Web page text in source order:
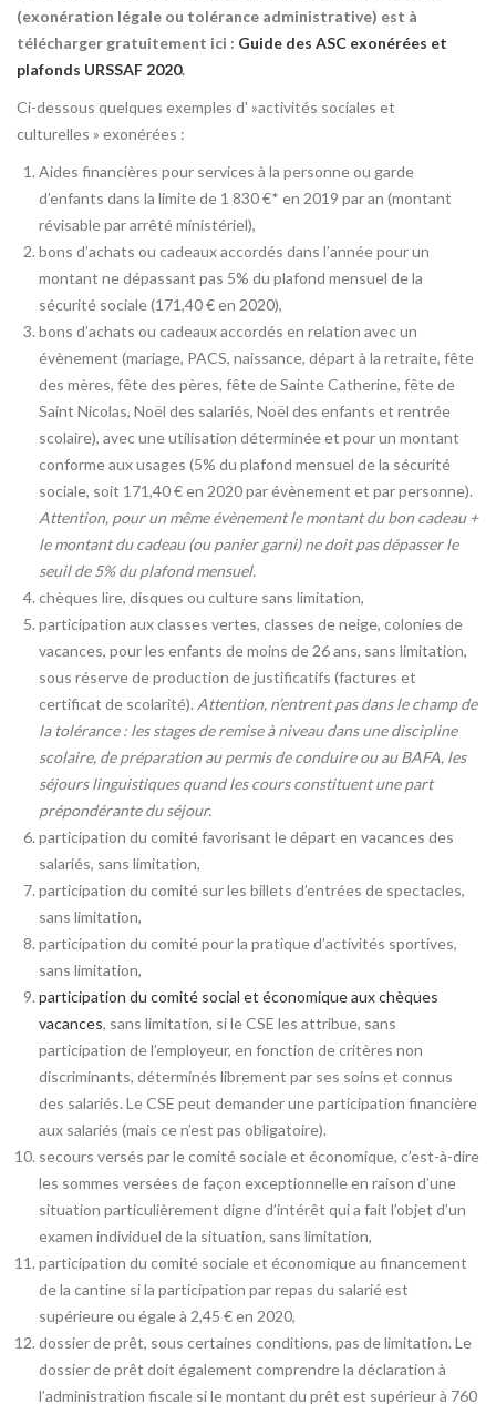
(exonération légale ou tolérance administrative) est à
télécharger gratuitement ici : Guide des ASC exonérées et
plafonds URSSAF 2020.
Ci-dessous quelques exemples d' »activités sociales et
culturelles » exonérées :
Aides financières pour services à la personne ou garde
d’enfants dans la limite de 1 830 €* en 2019 par an (montant
révisable par arrêté ministériel),
bons d’achats ou cadeaux accordés dans l’année pour un
montant ne dépassant pas 5% du plafond mensuel de la
sécurité sociale (171,40 € en 2020),
bons d’achats ou cadeaux accordés en relation avec un
évènement (mariage, PACS, naissance, départ à la retraite, fête
des mères, fête des pères, fête de Sainte Catherine, fête de
Saint Nicolas, Noël des salariés, Noël des enfants et rentrée
scolaire), avec une utilisation déterminée et pour un montant
conforme aux usages (5% du plafond mensuel de la sécurité
sociale, soit 171,40 € en 2020 par évènement et par personne).
Attention, pour un même évènement le montant du bon cadeau +
le montant du cadeau (ou panier garni) ne doit pas dépasser le
seuil de 5% du plafond mensuel.
chèques lire, disques ou culture sans limitation,
participation aux classes vertes, classes de neige, colonies de
vacances, pour les enfants de moins de 26 ans, sans limitation,
sous réserve de production de justificatifs (factures et
certificat de scolarité). Attention, n’entrent pas dans le champ de
la tolérance : les stages de remise à niveau dans une discipline
scolaire, de préparation au permis de conduire ou au BAFA, les
séjours linguistiques quand les cours constituent une part
prépondérante du séjour.
participation du comité favorisant le départ en vacances des
salariés, sans limitation,
participation du comité sur les billets d’entrées de spectacles,
sans limitation,
participation du comité pour la pratique d’activités sportives,
sans limitation,
participation du comité social et économique aux chèques
vacances, sans limitation, si le CSE les attribue, sans
participation de l’employeur, en fonction de critères non
discriminants, déterminés librement par ses soins et connus
des salariés. Le CSE peut demander une participation financière
aux salariés (mais ce n’est pas obligatoire).
secours versés par le comité sociale et économique, c’est-à-dire
les sommes versées de façon exceptionnelle en raison d’une
situation particulièrement digne d’intérêt qui a fait l’objet d’un
examen individuel de la situation, sans limitation,
participation du comité sociale et économique au financement
de la cantine si la participation par repas du salarié est
supérieure ou égale à 2,45 € en 2020,
dossier de prêt, sous certaines conditions, pas de limitation. Le
dossier de prêt doit également comprendre la déclaration à
l’administration fiscale si le montant du prêt est supérieur à 760